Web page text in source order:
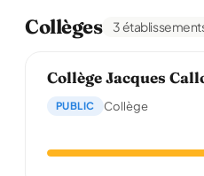
Collèges 3
Collège Jacques
PUBLIC Collège